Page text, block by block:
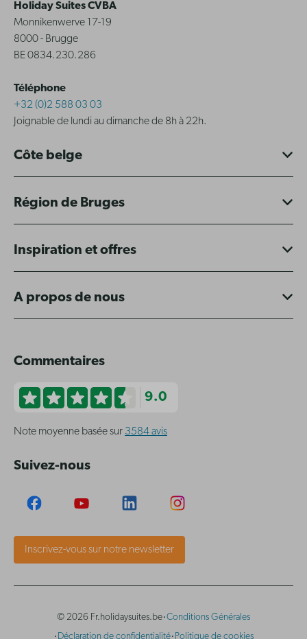
Holiday Suites CVBA
Monnikenwerve 17-19
8000 - Brugge
BE 0834.230.286
Téléphone
+32 (0)2 588 03 03
Joignable de lundi au dimanche de 8h à 22h.
Côte belge
Région de Bruges
Inspiration et offres
A propos de nous
Commentaires
9.0
Note moyenne basée sur 3584 avis
Suivez-nous
Inscrivez-vous sur notre newsletter
© 2026 Fr.holidaysuites.be·Conditions Générales
Déclaration de confidentialité Politique de cookies